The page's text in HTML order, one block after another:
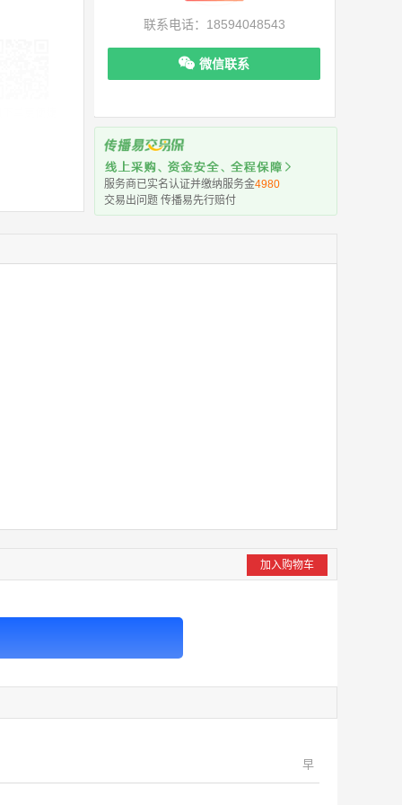
联系电话：18594048543
微信联系
服务商已实名认证并缴纳服务金4980
交易出问题 传播易先行赔付
加入购物车
早